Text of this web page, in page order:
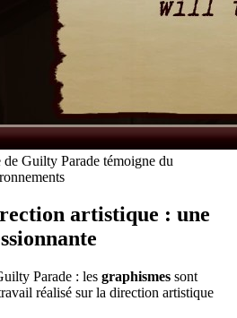
Guilty Parade témoigne du
artistique : une
Parade : les graphismes sont
réalisé sur la direction artistique